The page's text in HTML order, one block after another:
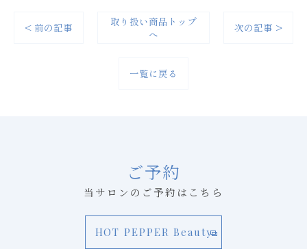
< 前の記事
取り扱い商品トップ
へ
次の記事 >
一覧に戻る
ご予約
当サロンのご予約はこちら
HOT PEPPER Beauty